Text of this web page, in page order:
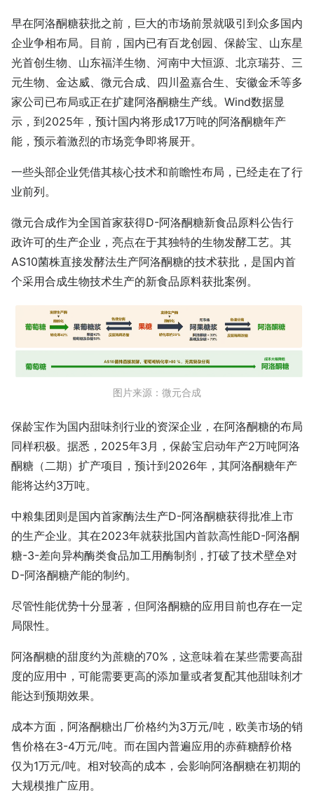
早在阿洛酮糖获批之前，巨大的市场前景就吸引到众多国内
企业争相布局。目前，国内已有百龙创园、保龄宝、山东星
光首创生物、山东福洋生物、河南中大恒源、北京瑞芬、三
元生物、金达威、微元合成、四川盈嘉合生、安徽金禾等多
家公司已布局或正在扩建阿洛酮糖生产线。Wind数据显
示，到2025年，预计国内将形成17万吨的阿洛酮糖年产
能，预示着激烈的市场竞争即将展开。
一些头部企业凭借其核心技术和前瞻性布局，已经走在了行
业前列。
微元合成作为全国首家获得D-阿洛酮糖新食品原料公告行
政许可的生产企业，亮点在于其独特的生物发酵工艺。其
AS10菌株直接发酵法生产阿洛酮糖的技术获批，是国内首
个采用合成生物技术生产的新食品原料获批案例。
图片来源：微元合成
保龄宝作为国内甜味剂行业的资深企业，在阿洛酮糖的布局
同样积极。据悉，2025年3月，保龄宝启动年产2万吨阿洛
酮糖（二期）扩产项目，预计到2026年，其阿洛酮糖年产
能将达约3万吨。
中粮集团则是国内首家酶法生产D-阿洛酮糖获得批准上市
的生产企业。其在2023年就获批国内首款高性能D-阿洛酮
糖-3-差向异构酶类食品加工用酶制剂，打破了技术壁垒对
D-阿洛酮糖产能的制约。
尽管性能优势十分显著，但阿洛酮糖的应用目前也存在一定
局限性。
阿洛酮糖的甜度约为蔗糖的70%，这意味着在某些需要高甜
度的应用中，可能需要更高的添加量或者复配其他甜味剂才
能达到预期效果。
成本方面，阿洛酮糖出厂价格约为3万元/吨，欧美市场的销
售价格在3-4万元/吨。而在国内普遍应用的赤藓糖醇价格
仅为1万元/吨。相对较高的成本，会影响阿洛酮糖在初期的
大规模推广应用。